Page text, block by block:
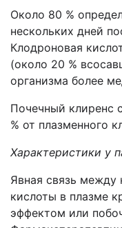
Около 80 %
нескольких дней
Клодроновая
(около 20 %
организма более
Почечный клиренс
% от плазменного
Характеристики у
Явная связь между
кислоты в плазме
эффектом или